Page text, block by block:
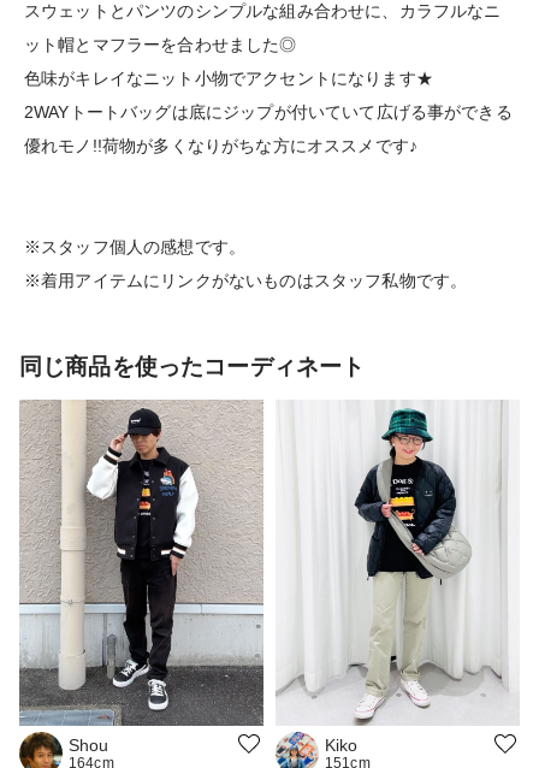
スウェットとパンツのシンプルな組み合わせに、カラフルなニ
ット帽とマフラーを合わせました◎
色味がキレイなニット小物でアクセントになります★
2WAYトートバッグは底にジップが付いていて広げる事ができる
優れモノ!!荷物が多くなりがちな方にオススメです♪
※スタッフ個人の感想です。
※着用アイテムにリンクがないものはスタッフ私物です。
同じ商品を使ったコーディネート
Shou
164cm
Kiko
151cm